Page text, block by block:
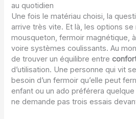
au quotidien
Une fois le matériau choisi, la
arrive très vite. Et là, les options se
mousqueton, fermoir magnétique,
voire systèmes coulissants. Au
de trouver un équilibre entre
d’utilisation. Une personne qui vit
besoin d’un fermoir qu’elle peut
enfant ou un ado préférera
ne demande pas trois essais